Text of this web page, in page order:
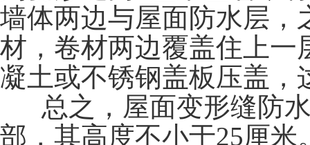
墙体两边与屋面防水层，
材，卷材两边覆盖住上一
凝土或不锈钢盖板压盖，
总之，屋面变形缝防水
部，其高度不小于25厘米